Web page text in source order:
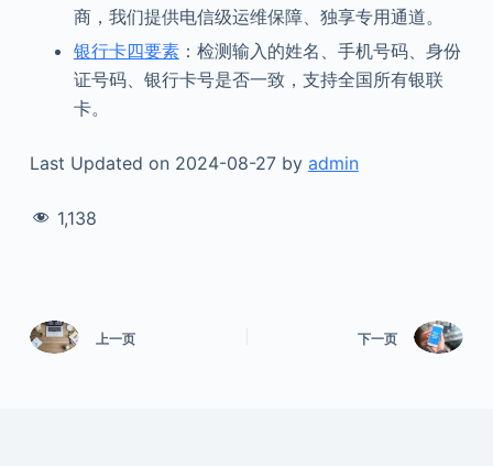
商，我们提供电信级运维保障、独享专用通道。
银行卡四要素：检测输入的姓名、手机号码、身份
证号码、银行卡号是否一致，支持全国所有银联
卡。
Last Updated on 2024-08-27 by admin
1,138
上一页 下一页